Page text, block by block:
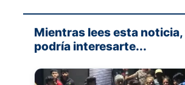
Mientras lees esta
podría interesarte...